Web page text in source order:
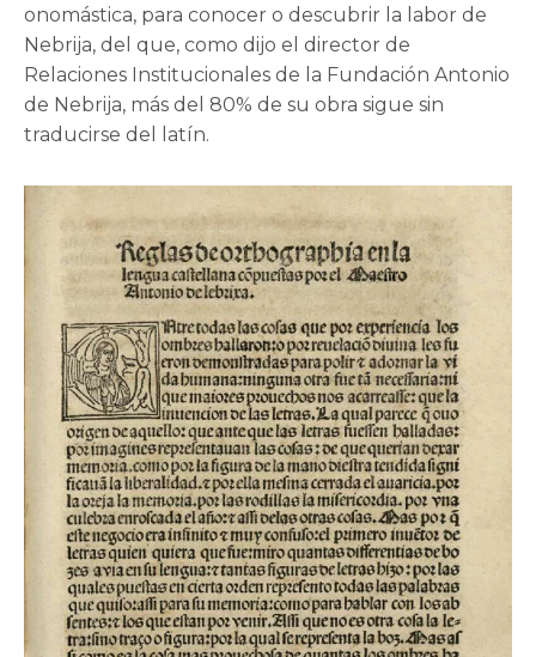
onomástica, para conocer o descubrir la labor de
Nebrija, del que, como dijo el director de
Relaciones Institucionales de la Fundación Antonio
de Nebrija, más del 80% de su obra sigue sin
traducirse del latín.